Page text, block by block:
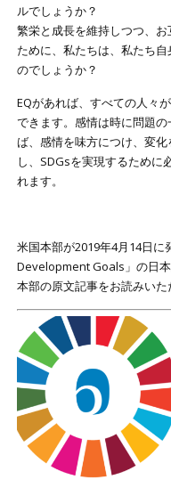
ルでしょうか？
繁栄と成長を維持しつつ、
ために、私たちは、私たち
のでしょうか？
EQがあれば、すべての人々
できます。感情は時に問題
ば、感情を味方につけ、変
し、SDGsを実現するために
れます。
米国本部が2019年4月14日
Development Goals」の日
本部の原文記事をお読みいた